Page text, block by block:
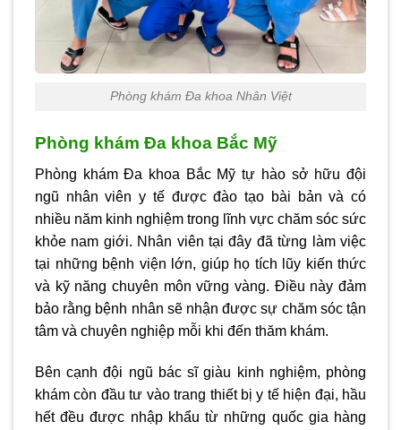
Phòng khám Đa khoa Nhân Việt
Phòng khám Đa khoa Bắc Mỹ
Phòng khám Đa khoa Bắc Mỹ tự hào sở hữu đội
ngũ nhân viên y tế được đào tạo bài bản và có
nhiều năm kinh nghiệm trong lĩnh vực chăm sóc sức
khỏe nam giới. Nhân viên tại đây đã từng làm việc
tại những bệnh viện lớn, giúp họ tích lũy kiến thức
và kỹ năng chuyên môn vững vàng. Điều này đảm
bảo rằng bệnh nhân sẽ nhận được sự chăm sóc tận
tâm và chuyên nghiệp mỗi khi đến thăm khám.
Bên cạnh đội ngũ bác sĩ giàu kinh nghiệm, phòng
khám còn đầu tư vào trang thiết bị y tế hiện đại, hầu
hết đều được nhập khẩu từ những quốc gia hàng